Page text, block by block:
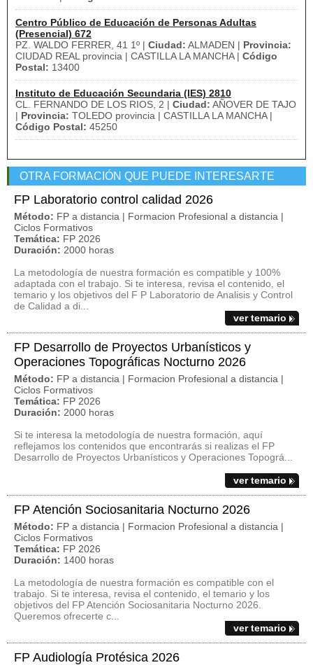
Centro Público de Educación de Personas Adultas
(Presencial) 672
PZ. WALDO FERRER, 41 1º | Ciudad: ALMADEN | Provincia:
CIUDAD REAL provincia | CASTILLA LA MANCHA | Código
Postal: 13400
Instituto de Educación Secundaria (IES) 2810
CL. FERNANDO DE LOS RIOS, 2 | Ciudad: AÑOVER DE TAJO
| Provincia: TOLEDO provincia | CASTILLA LA MANCHA |
Código Postal: 45250
OTRA FORMACIÓN QUE PUEDE INTERESARTE
FP Laboratorio control calidad 2026
Método: FP a distancia | Formacion Profesional a distancia |
Ciclos Formativos
Temática: FP 2026
Duración: 2000 horas
La metodología de nuestra formación es compatible y 100%
adaptada con el trabajo. Si te interesa, revisa el contenido, el
temario y los objetivos del F P Laboratorio de Analisis y Control
de Calidad a di...
ver temario
FP Desarrollo de Proyectos Urbanísticos y
Operaciones Topográficas Nocturno 2026
Método: FP a distancia | Formacion Profesional a distancia |
Ciclos Formativos
Temática: FP 2026
Duración: 2000 horas
Si te interesa la metodología de nuestra formación, aquí
reflejamos los contenidos que encontrarás si realizas el FP
Desarrollo de Proyectos Urbanísticos y Operaciones Topográ...
ver temario
FP Atención Sociosanitaria Nocturno 2026
Método: FP a distancia | Formacion Profesional a distancia |
Ciclos Formativos
Temática: FP 2026
Duración: 1400 horas
La metodología de nuestra formación es compatible con el
trabajo. Si te interesa, revisa el contenido, el temario y los
objetivos del FP Atención Sociosanitaria Nocturno 2026.
Queremos ofrecerte c...
ver temario
FP Audiología Protésica 2026